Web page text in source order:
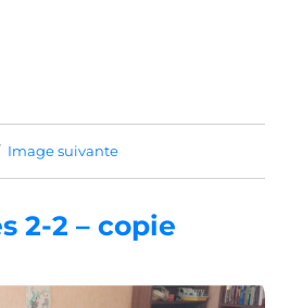
Image suivante
2-2 – copie